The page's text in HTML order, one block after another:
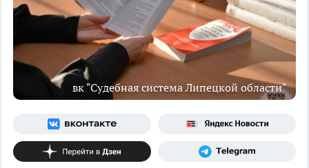
вк "Судебная система Липецкой области"